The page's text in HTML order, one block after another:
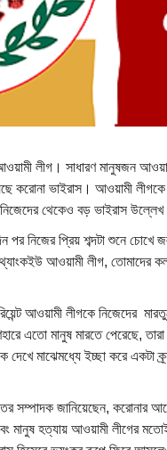
লীগ। সাধারণ মানুষজন
করোনা ভাইরাস। আওয়ামী
থেকেও বড় ভাইরাস উল্লেখ
পর নিজের প্রিয় শব্দটা শুনে
আওয়ামী লীগ, তোমাদের
আওয়ামী লীগকে নিজেদের
এতো মানুষ মারতে পেরেছে,
দেখে মাঝেমধ্যে ইচ্ছা করে
সম্পাদক জানিয়েছেন, করোনার
মানুষ হত্যায় আওয়ামী লীগের